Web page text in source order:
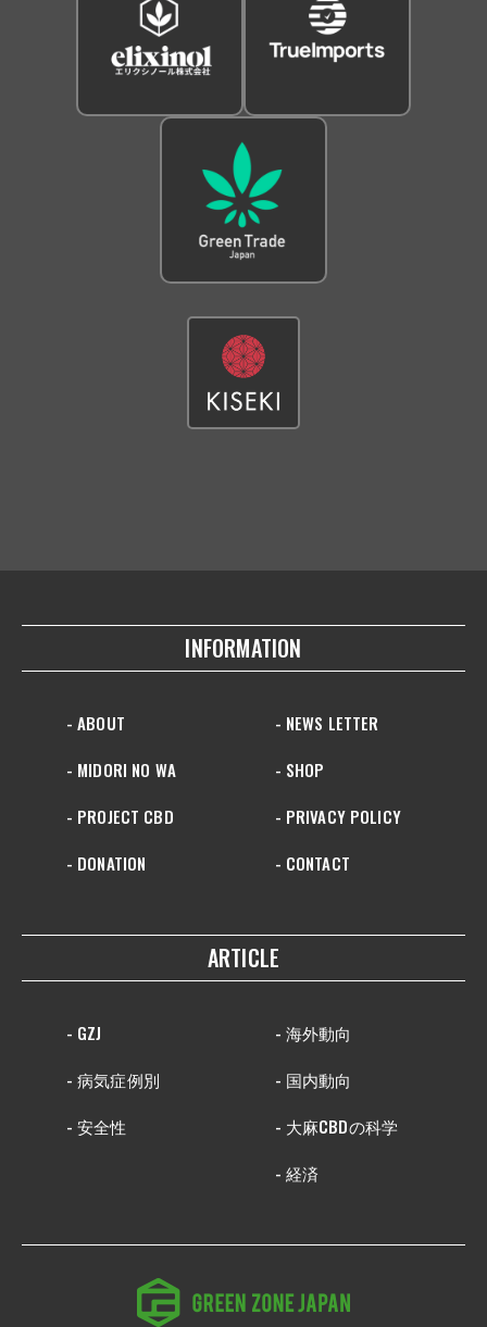
INFORMATION
- ABOUT
- MIDORI NO WA
- PROJECT CBD
- DONATION
- NEWS LETTER
- SHOP
- PRIVACY POLICY
- CONTACT
ARTICLE
- GZJ
- 病気症例別
- 安全性
- 海外動向
- 国内動向
- 大麻CBDの科学
- 経済